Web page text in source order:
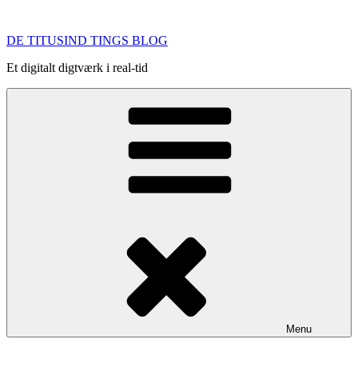
indhold
DE TITUSIND TINGS BLOG
Et digitalt digtværk i real-tid
Menu